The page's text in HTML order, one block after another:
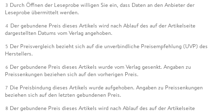
3 Durch Öffnen der Leseprobe willigen Sie ein, dass Daten an den Anbieter der
Leseprobe übermittelt werden.
4 Der gebundene Preis dieses Artikels wird nach Ablauf des auf der Artikelseite
dargestellten Datums vom Verlag angehoben.
5 Der Preisvergleich bezieht sich auf die unverbindliche Preisempfehlung (UVP) des
Herstellers.
6 Der gebundene Preis dieses Artikels wurde vom Verlag gesenkt. Angaben zu
Preissenkungen beziehen sich auf den vorherigen Preis.
7 Die Preisbindung dieses Artikels wurde aufgehoben. Angaben zu Preissenkungen
beziehen sich auf den letzten gebundenen Preis.
8 Der gebundene Preis dieses Artikels wird nach Ablauf des auf der Artikelseite